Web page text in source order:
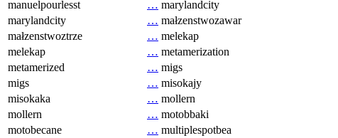
manuelpourlesst
… marylandcity
marylandcity
… małzenstwozawar
małzenstwoztrze
… melekap
melekap
… metamerization
metamerized
… migs
migs
… misokajy
misokaka
… mollern
mollern
… motobbaki
motobecane
… multiplespotbea